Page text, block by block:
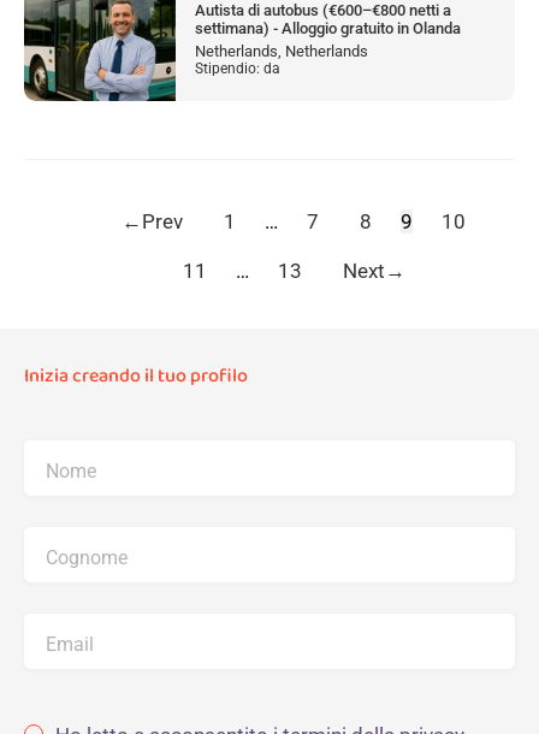
Autista di autobus (€600–€800 netti a
settimana) - Alloggio gratuito in Olanda
Netherlands, Netherlands
Stipendio: da
← Prev 1 … 7 8 9 10
11 … 13 Next →
Inizia creando il tuo profilo
Nome
Cognome
Email